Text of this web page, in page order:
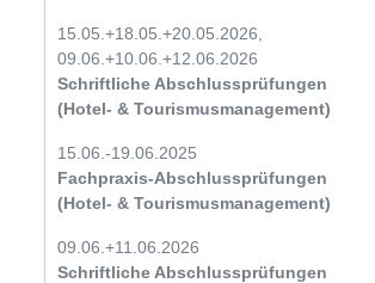
15.05.+18.05.+20.05.2026,
09.06.+10.06.+12.06.2026
Schriftliche Abschlussprüfungen
(Hotel- & Tourismusmanagement)
15.06.-19.06.2025
Fachpraxis-Abschlussprüfungen
(Hotel- & Tourismusmanagement)
09.06.+11.06.2026
Schriftliche Abschlussprüfungen